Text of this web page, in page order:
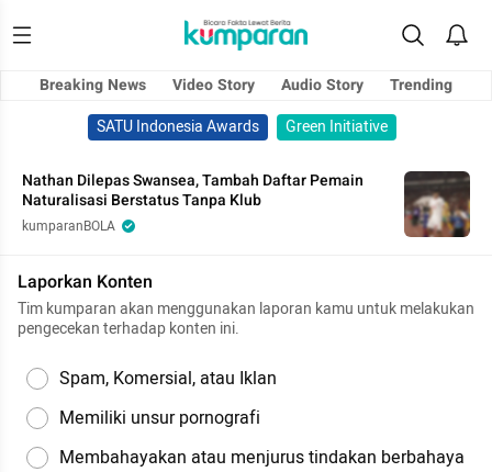
Breaking News Video Story Audio Story
Trending
SATU Indonesia Awards
Green Initiative
Nathan Dilepas Swansea, Tambah Daftar Pemain
Naturalisasi Berstatus Tanpa Klub
kumparanBOLA
Laporkan Konten
Tim kumparan akan menggunakan laporan kamu untuk melakukan
pengecekan terhadap konten ini.
Spam, Komersial, atau Iklan
Memiliki unsur pornografi
Membahayakan atau menjurus tindakan berbahaya